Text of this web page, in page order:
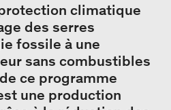
climatique
des serres
fossile à une
sans combustibles
ce programme
une production